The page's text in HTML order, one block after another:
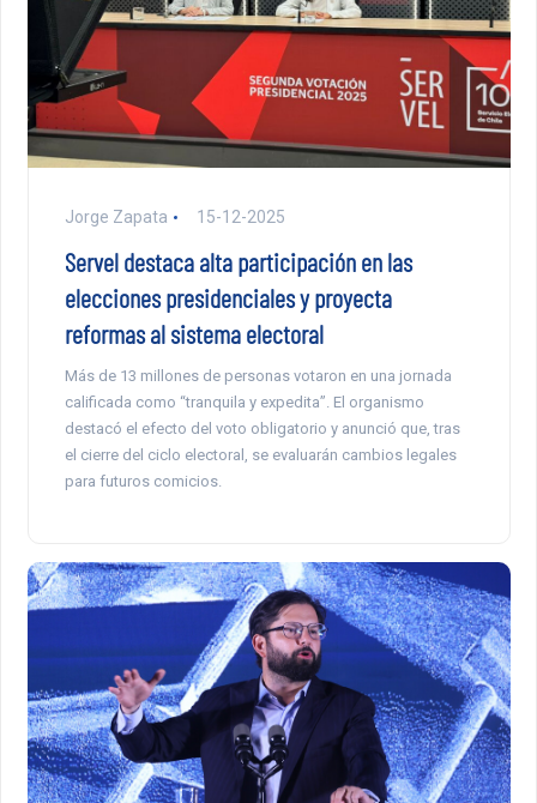
Jorge Zapata 15-12-2025
Servel destaca alta participación en las
elecciones presidenciales y proyecta
reformas al sistema electoral
Más de 13 millones de personas votaron en una jornada
calificada como “tranquila y expedita”. El organismo
destacó el efecto del voto obligatorio y anunció que, tras
el cierre del ciclo electoral, se evaluarán cambios legales
para futuros comicios.